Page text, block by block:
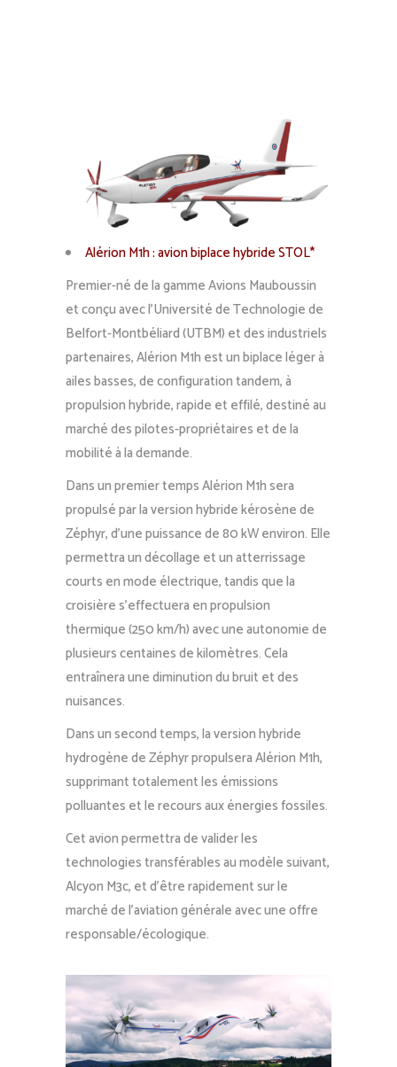
Alérion M1h : avion biplace hybride STOL*
Premier-né de la gamme Avions Mauboussin
et conçu avec l’Université de Technologie de
Belfort-Montbéliard (UTBM) et des industriels
partenaires, Alérion M1h est un biplace léger à
ailes basses, de configuration tandem, à
propulsion hybride, rapide et effilé, destiné au
marché des pilotes-propriétaires et de la
mobilité à la demande.
Dans un premier temps Alérion M1h sera
propulsé par la version hybride kérosène de
Zéphyr, d’une puissance de 80 kW environ. Elle
permettra un décollage et un atterrissage
courts en mode électrique, tandis que la
croisière s’effectuera en propulsion
thermique (250 km/h) avec une autonomie de
plusieurs centaines de kilomètres. Cela
entraînera une diminution du bruit et des
nuisances.
Dans un second temps, la version hybride
hydrogène de Zéphyr propulsera Alérion M1h,
supprimant totalement les émissions
polluantes et le recours aux énergies fossiles.
Cet avion permettra de valider les
technologies transférables au modèle suivant,
Alcyon M3c, et d’être rapidement sur le
marché de l’aviation générale avec une offre
responsable/écologique.